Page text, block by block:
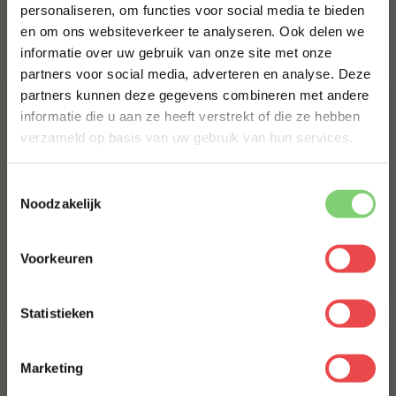
personaliseren, om functies voor social media te bieden
en om ons websiteverkeer te analyseren. Ook delen we
informatie over uw gebruik van onze site met onze
partners voor social media, adverteren en analyse. Deze
partners kunnen deze gegevens combineren met andere
informatie die u aan ze heeft verstrekt of die ze hebben
verzameld op basis van uw gebruik van hun services.
Noodzakelijk
Voorkeuren
Statistieken
Marketing
Bestel alles
10% korting op je
eerste bestelling*
Schrijf je in voor onze nieuwsbrief en ontvang direct
10% korting op jouw eerste bestelling.
VOORNAAM
ACHTERNAAM